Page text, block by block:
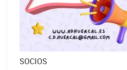
SOCIOS